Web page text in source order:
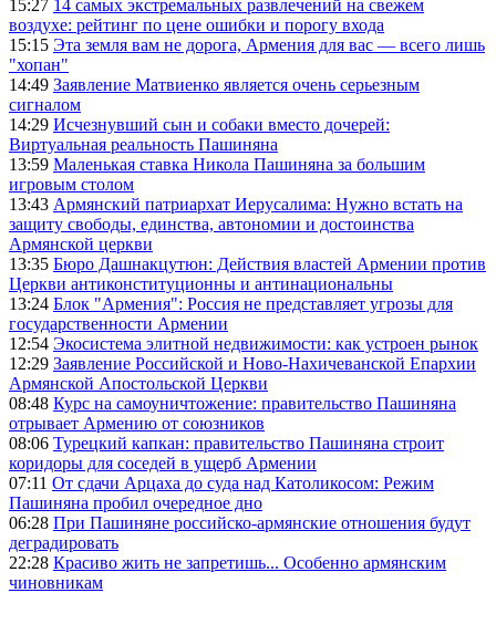
15:27 14 самых экстремальных развлечений на свежем
воздухе: рейтинг по цене ошибки и порогу входа
15:15 Эта земля вам не дорога, Армения для вас — всего лишь
"хопан"
14:49 Заявление Матвиенко является очень серьезным
сигналом
14:29 Исчезнувший сын и собаки вместо дочерей:
Виртуальная реальность Пашиняна
13:59 Маленькая ставка Никола Пашиняна за большим
игровым столом
13:43 Армянский патриархат Иерусалима: Нужно встать на
защиту свободы, единства, автономии и достоинства
Армянской церкви
13:35 Бюро Дашнакцутюн: Действия властей Армении против
Церкви антиконституционны и антинациональны
13:24 Блок "Армения": Россия не представляет угрозы для
государственности Армении
12:54 Экосистема элитной недвижимости: как устроен рынок
12:29 Заявление Российской и Ново-Нахичеванской Епархии
Армянской Апостольской Церкви
08:48 Курс на самоуничтожение: правительство Пашиняна
отрывает Армению от союзников
08:06 Турецкий капкан: правительство Пашиняна строит
коридоры для соседей в ущерб Армении
07:11 От сдачи Арцаха до суда над Католикосом: Режим
Пашиняна пробил очередное дно
06:28 При Пашиняне российско-армянские отношения будут
деградировать
22:28 Красиво жить не запретишь... Особенно армянским
чиновникам